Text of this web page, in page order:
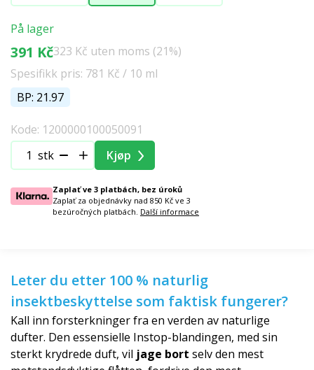
På lager
391 Kč323 Kč uten moms (21%)
Spesifikk pris: 781 Kč / 10 ml
BP: 21.97
Kode: 1200000100050091
stk
Kjøp
Zaplať ve 3 platbách, bez úroků
Zaplať za objednávky nad 850 Kč ve 3
bezúročných platbách. Další informace
Leter du etter 100 % naturlig
insektbeskyttelse som faktisk fungerer?
Kall inn forsterkninger fra en verden av naturlige
dufter. Den essensielle Instop-blandingen, med sin
sterkt krydrede duft, vil jage bort selv den mest